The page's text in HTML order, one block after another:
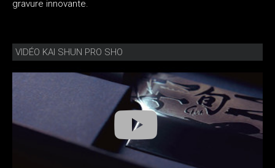
gravure innovante.
VIDÉO KAI SHUN PRO SHO